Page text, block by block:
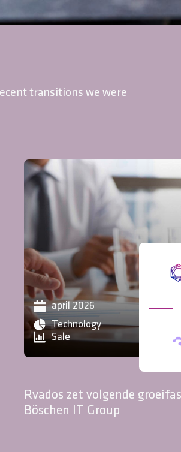
transitions we were
april 2026
Technology
Sale
DUVAK zet volgende stap
bij Odin Groep